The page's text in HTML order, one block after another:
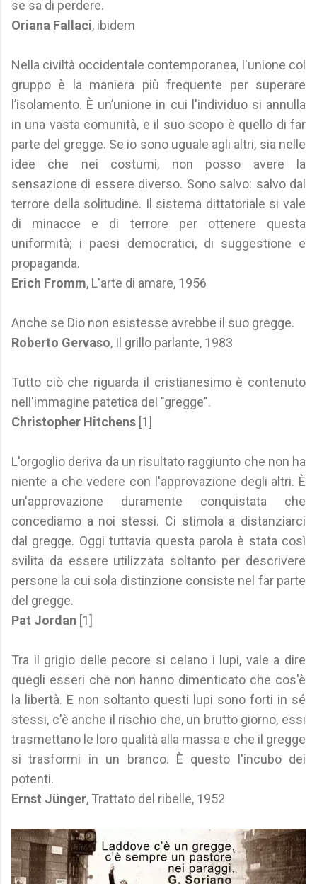
se sa di perdere.
Oriana Fallaci, ibidem
Nella civiltà occidentale contemporanea, l'unione col
gruppo è la maniera più frequente per superare
l’isolamento. È un’unione in cui l'individuo si annulla
in una vasta comunità, e il suo scopo è quello di far
parte del gregge. Se io sono uguale agli altri, sia nelle
idee che nei costumi, non posso avere la
sensazione di essere diverso. Sono salvo: salvo dal
terrore della solitudine. Il sistema dittatoriale si vale
di minacce e di terrore per ottenere questa
uniformità; i paesi democratici, di suggestione e
propaganda.
Erich Fromm, L'arte di amare, 1956
Anche se Dio non esistesse avrebbe il suo gregge.
Roberto Gervaso, Il grillo parlante, 1983
Tutto ciò che riguarda il cristianesimo è contenuto
nell'immagine patetica del "gregge".
Christopher Hitchens [1]
L'orgoglio deriva da un risultato raggiunto che non ha
niente a che vedere con l'approvazione degli altri. È
un'approvazione duramente conquistata che
concediamo a noi stessi. Ci stimola a distanziarci
dal gregge. Oggi tuttavia questa parola è stata così
svilita da essere utilizzata soltanto per descrivere
persone la cui sola distinzione consiste nel far parte
del gregge.
Pat Jordan [1]
Tra il grigio delle pecore si celano i lupi, vale a dire
quegli esseri che non hanno dimenticato che cos'è
la libertà. E non soltanto questi lupi sono forti in sé
stessi, c'è anche il rischio che, un brutto giorno, essi
trasmettano le loro qualità alla massa e che il gregge
si trasformi in un branco. È questo l'incubo dei
potenti.
Ernst Jünger, Trattato del ribelle, 1952